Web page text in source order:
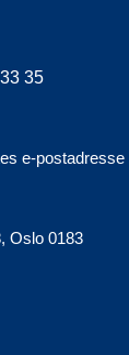
35
e-postadresse
Oslo 0183